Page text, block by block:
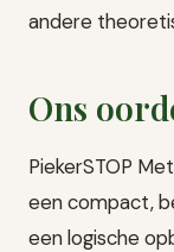
andere
Ons
PiekerSTOP
een compact,
een logische